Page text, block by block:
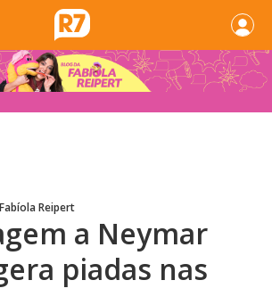
Fabíola Reipert
a Neymar
piadas nas